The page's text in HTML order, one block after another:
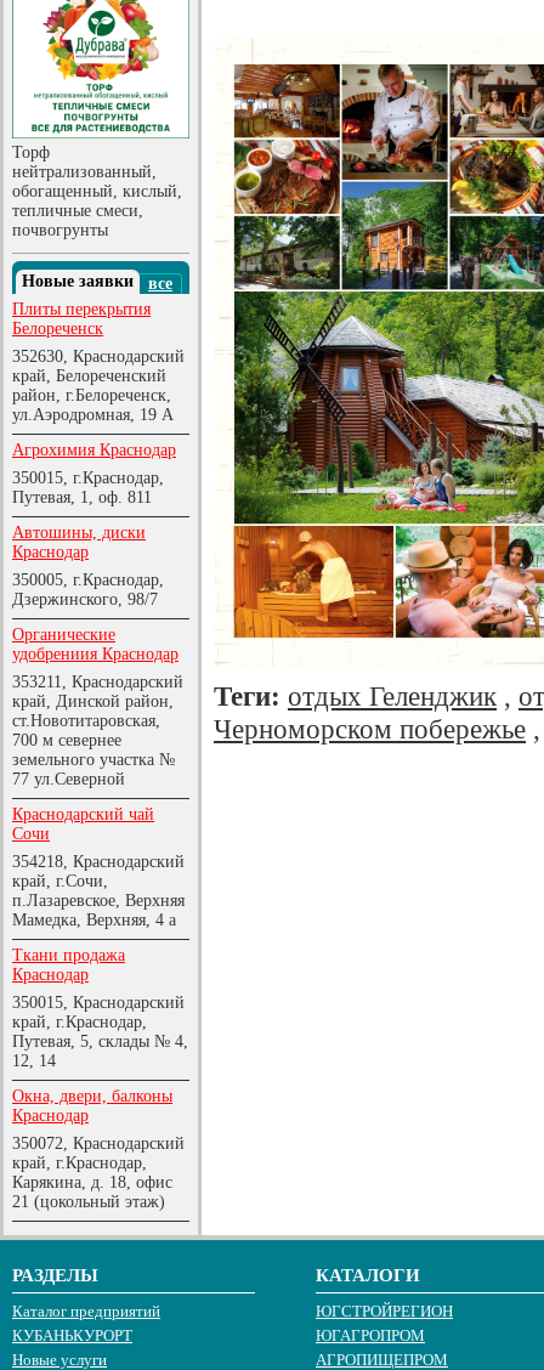
Торф
нейтрализованный,
обогащенный, кислый,
тепличные смеси,
почвогрунты
Новые заявки
все
Плиты перекрытия
Белореченск
352630, Краснодарский
край, Белореченский
район, г.Белореченск,
ул.Аэродромная, 19 А
Агрохимия Краснодар
350015, г.Краснодар,
Путевая, 1, оф. 811
Автошины, диски
Краснодар
350005, г.Краснодар,
Дзержинского, 98/7
Органические
удобрениия Краснодар
353211, Краснодарский
край, Динской район,
ст.Новотитаровская,
700 м севернее
земельного участка №
77 ул.Северной
Краснодарский чай
Сочи
354218, Краснодарский
край, г.Сочи,
п.Лазаревское, Верхняя
Мамедка, Верхняя, 4 а
Ткани продажа
Краснодар
350015, Краснодарский
край, г.Краснодар,
Путевая, 5, склады № 4,
12, 14
Окна, двери, балконы
Краснодар
350072, Краснодарский
край, г.Краснодар,
Карякина, д. 18, офис
21 (цокольный этаж)
Теги: отдых Геленджик ,
Черноморском побережье
РАЗДЕЛЫ
Каталог предприятий
КУБАНЬКУРОРТ
Новые услуги
КАТАЛОГИ
ЮГСТРОЙРЕГИОН
ЮГАГРОПРОМ
АГРОПИЩЕПРОМ